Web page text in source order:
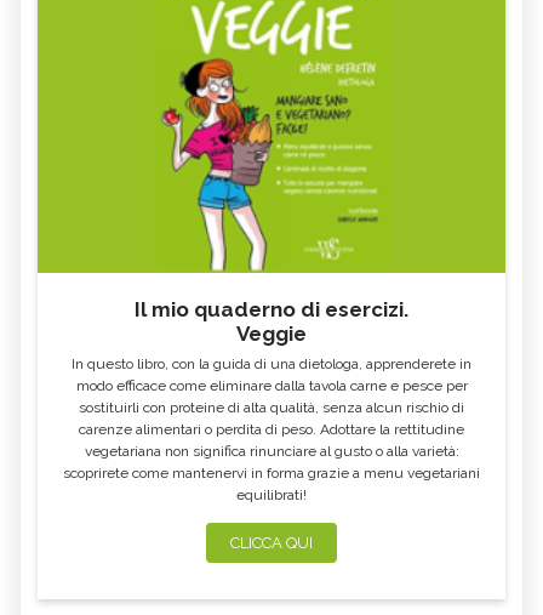
Il mio quaderno di esercizi.
Veggie
In questo libro, con la guida di una dietologa, apprenderete in
modo efficace come eliminare dalla tavola carne e pesce per
sostituirli con proteine di alta qualità, senza alcun rischio di
carenze alimentari o perdita di peso. Adottare la rettitudine
vegetariana non significa rinunciare al gusto o alla varietà:
scoprirete come mantenervi in forma grazie a menu vegetariani
equilibrati!
CLICCA QUI